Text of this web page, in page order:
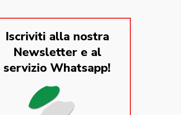
Iscriviti alla nostra
Newsletter e al
servizio Whatsapp!